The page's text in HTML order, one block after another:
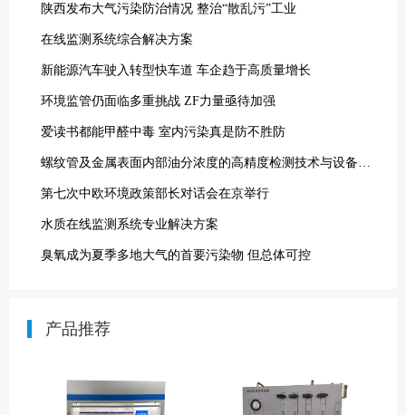
陕西发布大气污染防治情况 整治“散乱污”工业
在线监测系统综合解决方案
新能源汽车驶入转型快车道 车企趋于高质量增长
环境监管仍面临多重挑战 ZF力量亟待加强
爱读书都能甲醛中毒 室内污染真是防不胜防
第七次中欧环境政策部长对话会在京举行
水质在线监测系统专业解决方案
臭氧成为夏季多地大气的首要污染物 但总体可控
产品推荐